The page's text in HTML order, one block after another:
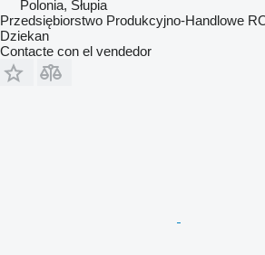
Polonia, Słupia
Przedsiębiorstwo Produkcyjno-Handlowe
Dziekan
Contacte con el vendedor